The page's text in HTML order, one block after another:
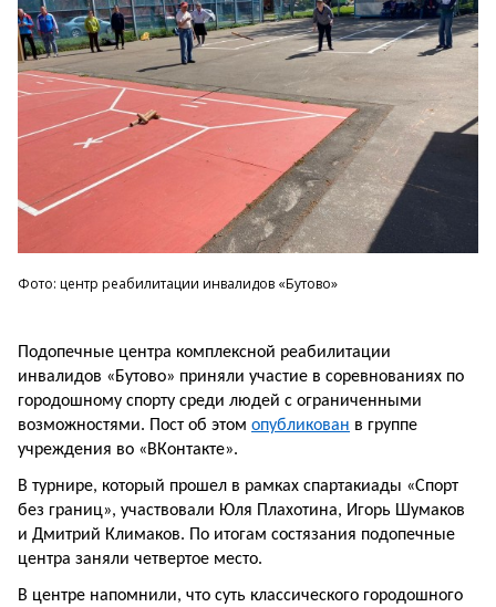
Фото: центр реабилитации инвалидов «Бутово»
Подопечные центра комплексной реабилитации
инвалидов «Бутово» приняли участие в соревнованиях по
городошному спорту среди людей с ограниченными
возможностями. Пост об этом опубликован в группе
учреждения во «ВКонтакте».
В турнире, который прошел в рамках спартакиады «Спорт
без границ», участвовали Юля Плахотина, Игорь Шумаков
и Дмитрий Климаков. По итогам состязания подопечные
центра заняли четвертое место.
В центре напомнили, что суть классического городошного